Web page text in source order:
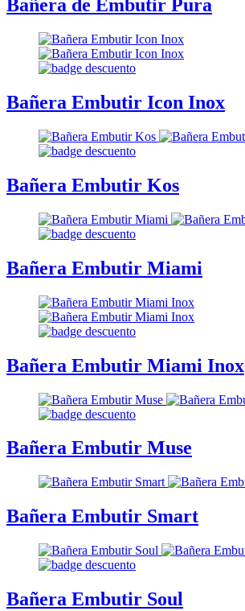
Bañera de Embutir Pura
Bañera Embutir Icon Inox
Bañera Embutir Kos
Bañera Embutir Miami
Bañera Embutir Miami Inox
Bañera Embutir Muse
Bañera Embutir Smart
Bañera Embutir Soul